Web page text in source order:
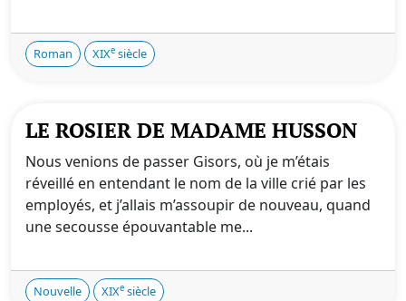
Roman XIXe siècle
LE ROSIER DE MADAME HUSSON
Nous venions de passer Gisors, où je m’étais
réveillé en entendant le nom de la ville crié par les
employés, et j’allais m’assoupir de nouveau, quand
une secousse épouvantable me...
Nouvelle XIXe siècle